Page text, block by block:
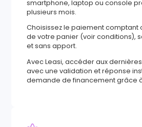
smartphone, laptop ou console
plusieurs mois.
Choisissez le paiement comptant
de votre panier (voir conditions),
et sans apport.
Avec Leasi, accéder aux
avec une validation et réponse
demande de financement grâce